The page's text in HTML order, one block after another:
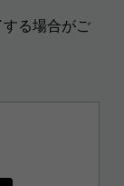
する場合がご